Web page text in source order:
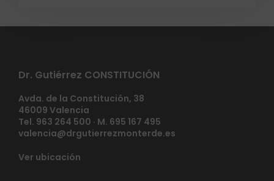
Dr. Gutiérrez CONSTITUCIÓN
Avda. de la Constitución, 38
46009 Valencia
Tel. 963 264 500 · M. 695 167 495
valencia@drgutierrezmonterde.es
Ver ubicación